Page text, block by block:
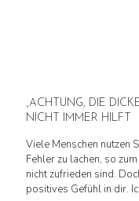
„ACHTUNG, DIE
NICHT IMMER HILFT
Viele Menschen nutzen
Fehler zu lachen, so
nicht zufrieden sind.
positives Gefühl in dir.